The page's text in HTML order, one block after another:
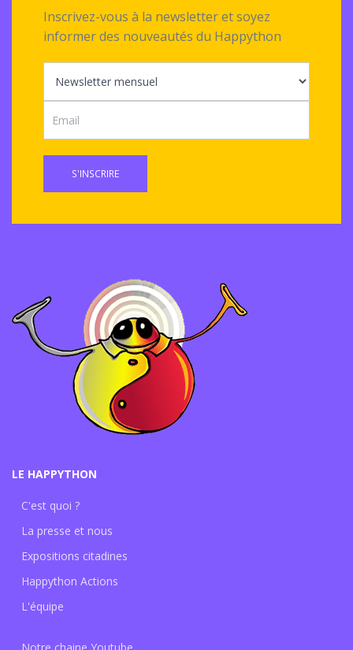
Inscrivez-vous à la newsletter et soyez
informer des nouveautés du Happython
S'INSCRIRE
LE HAPPYTHON
C'est quoi ?
La presse et nous
Expositions citadines
Happython Actions
L'équipe